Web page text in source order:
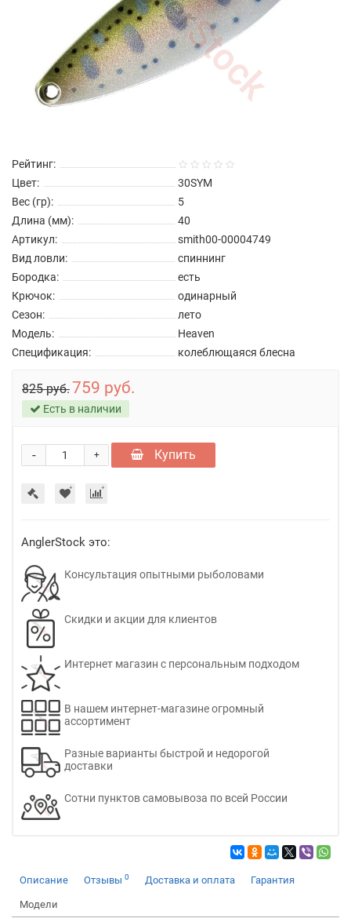
Рейтинг:
Цвет:
30SYM
Вес (гр):
5
Длина (мм):
40
Артикул:
smith00-00004749
Вид ловли:
спиннинг
Бородка:
есть
Крючок:
одинарный
Сезон:
лето
Модель:
Heaven
Спецификация:
колеблющаяся блесна
825 руб.759 руб.
Есть в наличии
+
- Купить
AnglerStock это:
Консультация опытными рыболовами
Скидки и акции для клиентов
Интернет магазин с персональным подходом
В нашем интернет-магазине огромный
ассортимент
Разные варианты быстрой и недорогой
доставки
Сотни пунктов самовывоза по всей России
Описание Отзывы 0 Доставка и оплата Гарантия
Модели